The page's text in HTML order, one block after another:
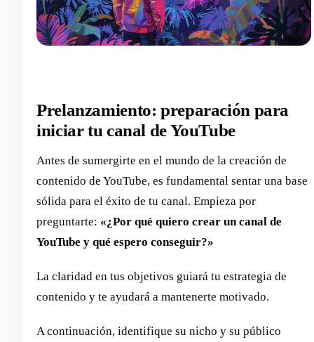
Prelanzamiento: preparación para
iniciar tu canal de YouTube
Antes de sumergirte en el mundo de la creación de
contenido de YouTube, es fundamental sentar una base
sólida para el éxito de tu canal. Empieza por
preguntarte: «¿Por qué quiero crear un canal de
YouTube y qué espero conseguir?»
La claridad en tus objetivos guiará tu estrategia de
contenido y te ayudará a mantenerte motivado.
A continuación, identifique su nicho y su público